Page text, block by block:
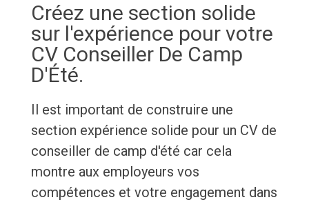
Créez une section solide
sur l'expérience pour votre
CV Conseiller De Camp
D'Été.
Il est important de construire une
section expérience solide pour un CV de
conseiller de camp d'été car cela
montre aux employeurs vos
compétences et votre engagement dans